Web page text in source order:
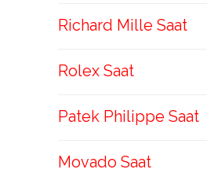
Richard Mille Saat
Rolex Saat
Patek Philippe Saat
Movado Saat